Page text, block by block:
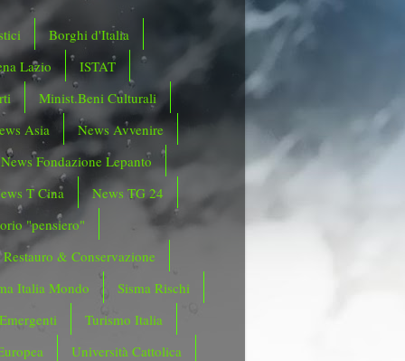
Borghi d'Italia
Lazio
ISTAT
Minist.Beni Culturali
Asia
News Avvenire
News Fondazione Lepanto
T Cina
News TG 24
"pensiero"
Restauro & Conservazione
Italia Mondo
Sisma Rischi
Turismo Italia
Università Cattolica